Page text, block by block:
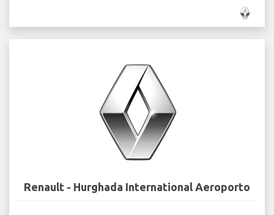
Renault - Hurghada International Aeroporto